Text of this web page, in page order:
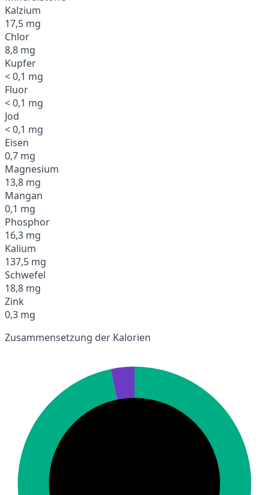
Kalzium
17,5 mg
Chlor
8,8 mg
Kupfer
< 0,1 mg
Fluor
< 0,1 mg
Jod
< 0,1 mg
Eisen
0,7 mg
Magnesium
13,8 mg
Mangan
0,1 mg
Phosphor
16,3 mg
Kalium
137,5 mg
Schwefel
18,8 mg
Zink
0,3 mg
Zusammensetzung der Kalorien